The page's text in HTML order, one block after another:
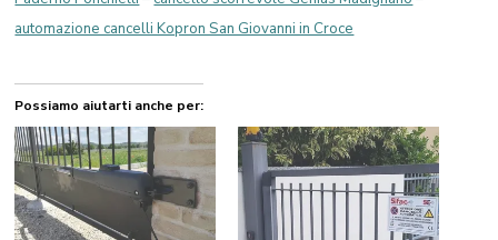
automazione cancelli Kopron San Giovanni in Croce
Possiamo aiutarti anche per: